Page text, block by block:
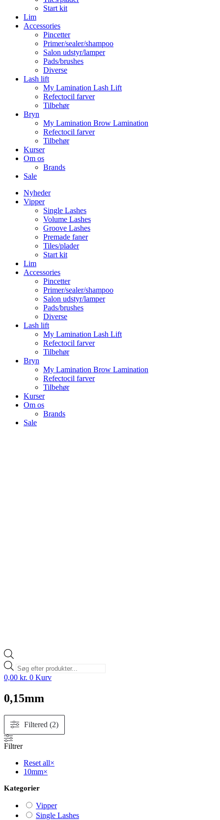
Start kit
Lim
Accessories
Pincetter
Primer/sealer/shampoo
Salon udstyr/lamper
Pads/brushes
Diverse
Lash lift
My Lamination Lash Lift
Refectocil farver
Tilbehør
Bryn
My Lamination Brow Lamination
Refectocil farver
Tilbehør
Kurser
Om os
Brands
Sale
Nyheder
Vipper
Single Lashes
Volume Lashes
Groove Lashes
Premade faner
Tiles/plader
Start kit
Lim
Accessories
Pincetter
Primer/sealer/shampoo
Salon udstyr/lamper
Pads/brushes
Diverse
Lash lift
My Lamination Lash Lift
Refectocil farver
Tilbehør
Bryn
My Lamination Brow Lamination
Refectocil farver
Tilbehør
Kurser
Om os
Brands
Sale
Products
search
0,00 kr. 0 Kurv
0,15mm
Filtered (2)
Filtrer
Reset all×
10mm×
Kategorier
Vipper
Single Lashes